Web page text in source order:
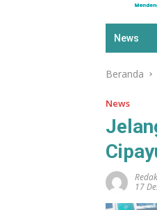
News
Beranda
News
17